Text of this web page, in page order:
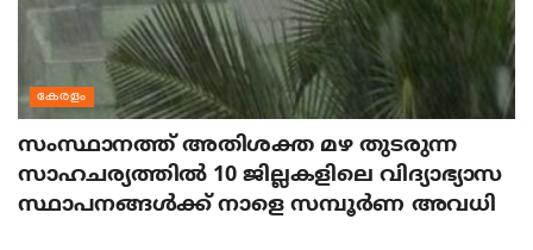
കേരളം
സംസ്ഥാനത്ത് അതിശക്ത മഴ തുടരുന്ന
സാഹചര്യത്തിൽ 10 ജില്ലകളിലെ വിദ്യാഭ്യാസ
സ്ഥാപനങ്ങൾക്ക് നാളെ സമ്പൂർണ അവധി